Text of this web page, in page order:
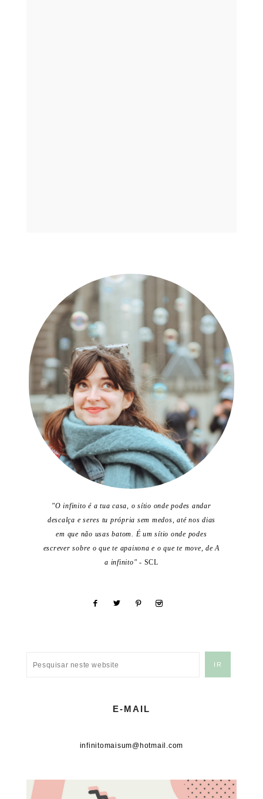
"O infinito é a tua casa, o sítio onde podes andar
descalça e seres tu própria sem medos, até nos dias
em que não usas batom. É um sítio onde podes
escrever sobre o que te apaixona e o que te move, de A
a infinito"- SCL
E-MAIL
infinitomaisum@hotmail.com